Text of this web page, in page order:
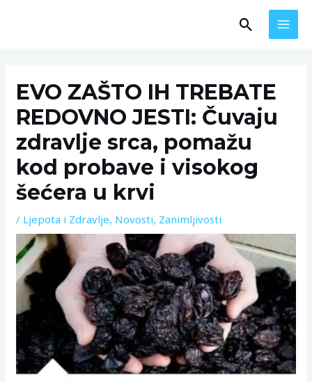
Search
EVO ZAŠTO IH TREBATE
REDOVNO JESTI: Čuvaju
zdravlje srca, pomažu
kod probave i visokog
šećera u krvi
/ Ljepota i Zdravlje, Novosti, Zanimljivosti